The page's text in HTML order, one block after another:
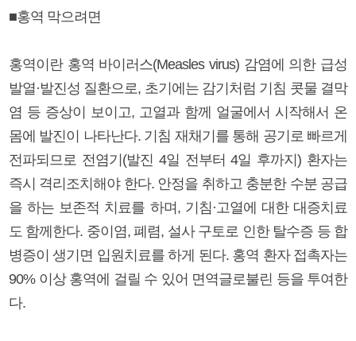
■홍역 막으려면
홍역이란 홍역 바이러스(Measles virus) 감염에 의한 급성
발열·발진성 질환으로, 초기에는 감기처럼 기침 콧물 결막
염 등 증상이 보이고, 고열과 함께 얼굴에서 시작해서 온
몸에 발진이 나타난다. 기침 재채기를 통해 공기로 빠르게
전파되므로 전염기(발진 4일 전부터 4일 후까지) 환자는
즉시 격리조치해야 한다. 안정을 취하고 충분한 수분 공급
을 하는 보존적 치료를 하며, 기침·고열에 대한 대증치료
도 함께한다. 중이염, 폐렴, 설사 구토로 인한 탈수증 등 합
병증이 생기면 입원치료를 하게 된다. 홍역 환자 접촉자는
90% 이상 홍역에 걸릴 수 있어 면역글로불린 등을 투여한
다.